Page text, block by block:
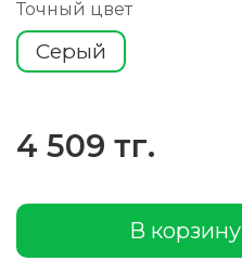
Точный цвет
Серый
4 509 тг.
В корзину